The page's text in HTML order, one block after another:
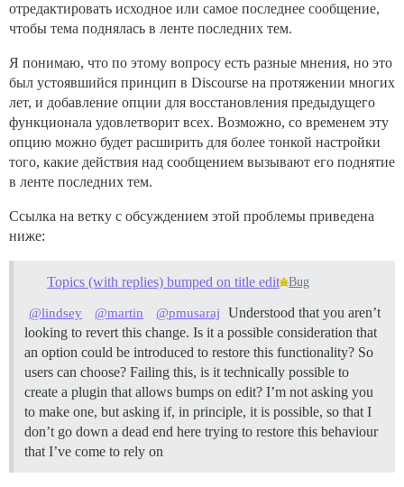
отредактировать исходное или самое последнее сообщение,
чтобы тема поднялась в ленте последних тем.
Я понимаю, что по этому вопросу есть разные мнения, но это
был устоявшийся принцип в Discourse на протяжении многих
лет, и добавление опции для восстановления предыдущего
функционала удовлетворит всех. Возможно, со временем эту
опцию можно будет расширить для более тонкой настройки
того, какие действия над сообщением вызывают его поднятие
в ленте последних тем.
Ссылка на ветку с обсуждением этой проблемы приведена
ниже:
Topics (with replies) bumped on title edit Bug
@lindsey @martin @pmusaraj
Understood that you aren’t
looking to revert this change. Is it a possible consideration that
an option could be introduced to restore this functionality? So
users can choose? Failing this, is it technically possible to
create a plugin that allows bumps on edit? I’m not asking you
to make one, but asking if, in principle, it is possible, so that I
don’t go down a dead end here trying to restore this behaviour
that I’ve come to rely on